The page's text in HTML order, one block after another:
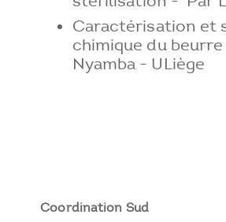
Caractérisation et
chimique du
Nyamba - ULiège
Coordination Sud